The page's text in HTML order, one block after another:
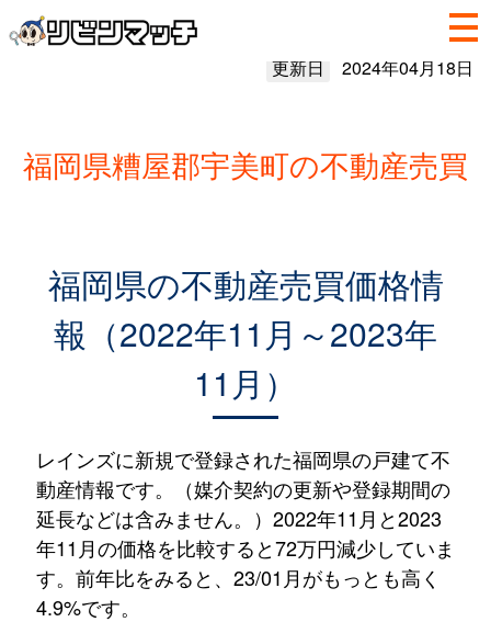
更新日 2024年04月18日
福岡県糟屋郡宇美町の不動産売買
福岡県の不動産売買価格情
報（2022年11月～2023年
11月）
レインズに新規で登録された福岡県の戸建て不
動産情報です。（媒介契約の更新や登録期間の
延長などは含みません。）2022年11月と2023
年11月の価格を比較すると72万円減少していま
す。前年比をみると、23/01月がもっとも高く
4.9%です。